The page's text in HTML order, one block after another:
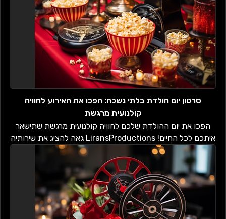
סרטון יום הולדת בלתי נשכח: הפכו את האירוע לחוויה
קולנועית מרגשת
הפכו את יום ההולדת שלכם לחוויה קולנועית מרגשת שתישאר
איתכם לכל החיים! LiransProductions גאה להציג את שירותיה
הייחודים בהפקת סרטוני יום הולדת